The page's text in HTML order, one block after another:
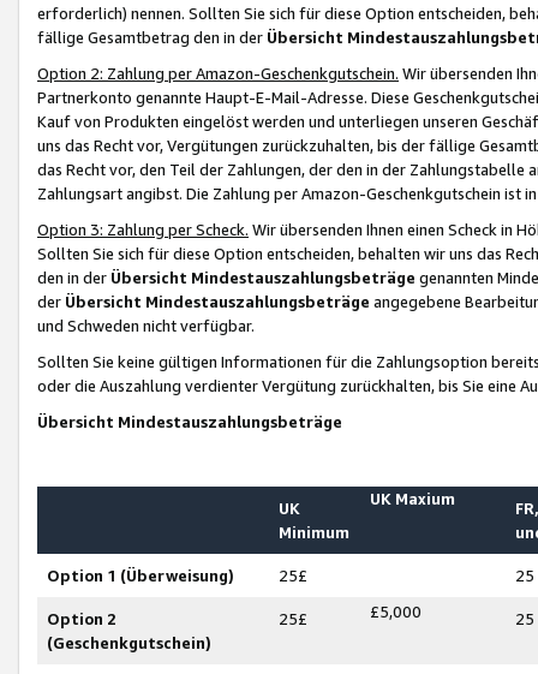
erforderlich) nennen. Sollten Sie sich für diese Option entscheiden,
fällige Gesamtbetrag den in der Übersicht
Option 2: Zahlung per Amazon-Geschenkgutschein. Wir übersenden
Partnerkonto genannte Haupt-E-Mail-Adresse. Diese
Kauf von Produkten eingelöst werden und unterliegen unseren
uns das Recht vor, Vergütungen zurückzuhalten, bis der fällige
das Recht vor, den Teil der Zahlungen, der den in der
Zahlungsart angibst. Die Zahlung per Amazon-Geschenkgutschein ist
Option 3: Zahlung per Scheck. Wir übersenden Ihnen einen Scheck in
Sollten Sie sich für diese Option entscheiden, behalten wir uns das
den in der Übersicht Mindestauszahlungsbeträge genannten
der Übersicht Mindestauszahlungsbeträge angegebene
und Schweden nicht verfügbar.
Sollten Sie keine gültigen Informationen für die Zahlungsoption
oder die Auszahlung verdienter Vergütung zurückhalten, bis Sie
Übersicht Mindestauszahlungsbeträge
UK
Minimum
UK Maxium
Option 1 (Überweisung) 25£ 25
Option 2
(Geschenkgutschein)
25£ £5,000 25